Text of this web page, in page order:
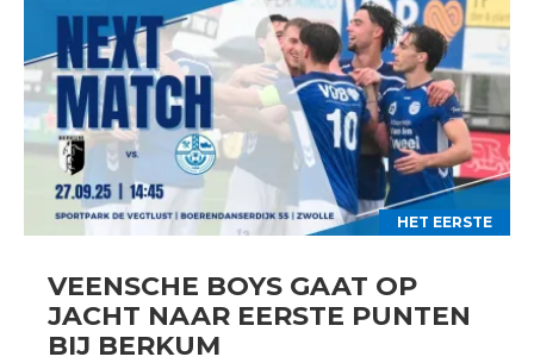
HET EERSTE
VEENSCHE BOYS GAAT OP
JACHT NAAR EERSTE PUNTEN
BIJ BERKUM